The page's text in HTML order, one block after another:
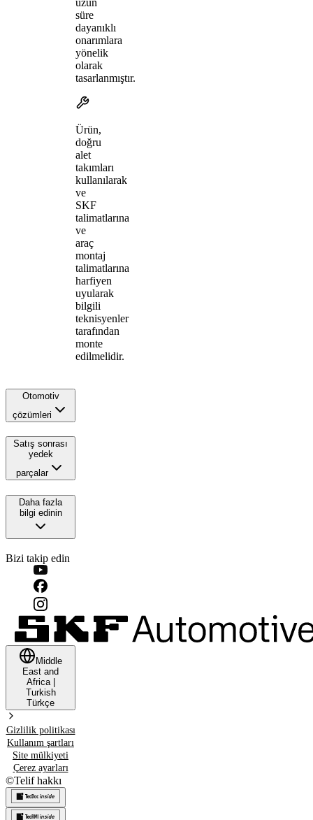
süre
dayanıklı
onarımlara
yönelik
olarak
tasarlanmıştır.
Ürün,
doğru
alet
takımları
kullanılarak
ve
SKF
talimatlarına
ve
araç
montaj
talimatlarına
harfiyen
uyularak
bilgili
teknisyenler
tarafından
monte
edilmelidir.
Otomotiv
çözümleri
Satış sonrası
yedek
parçalar
Daha fazla
bilgi edinin
Bizi takip edin
Middle
East and
Africa|
Turkish
Türkçe
Gizlilik politikası
Kullanım şartları
Site mülkiyeti
Çerez ayarları
©Telif hakkı